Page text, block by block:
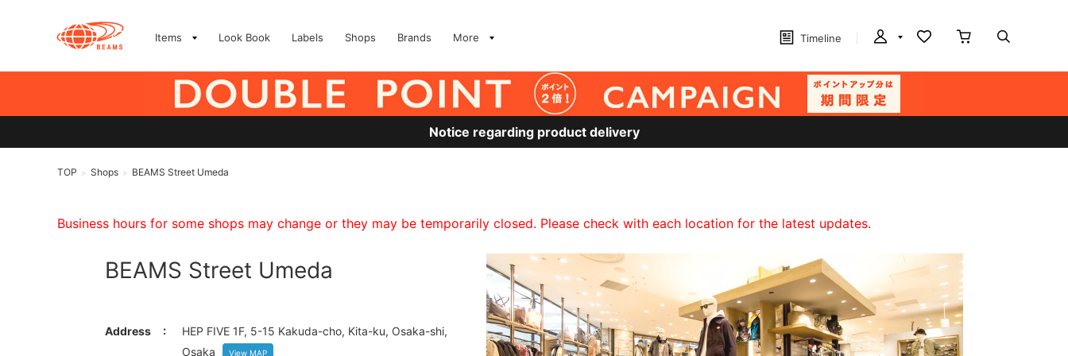
Items Look Book Labels Shops Brands More Timeline
Notice regarding product delivery
TOP > Shops > BEAMS Street Umeda
Business hours for some shops may change or they may be temporarily closed. Please check with each location for the latest updates.
BEAMS Street Umeda
Address
HEP FIVE 1F, 5-15 Kakuda-cho, Kita-ku, Osaka-shi,
Osaka
View MAP